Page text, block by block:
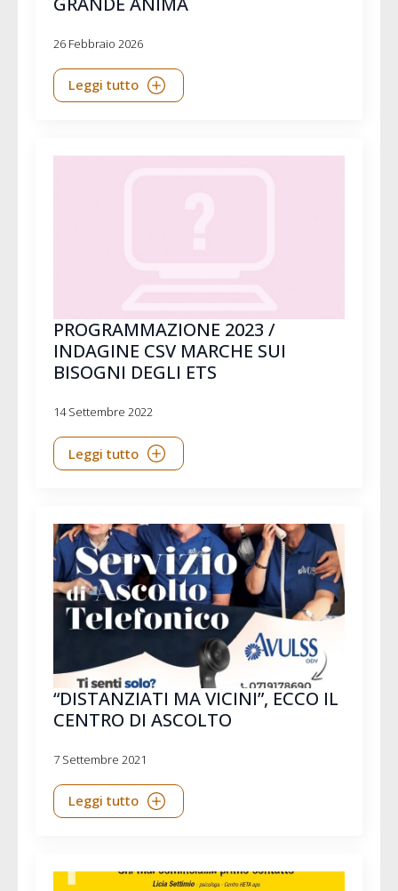
26 Febbraio 2026
Leggi tutto
PROGRAMMAZIONE 2023 /
INDAGINE CSV MARCHE SUI
BISOGNI DEGLI ETS
14 Settembre 2022
Leggi tutto
“DISTANZIATI MA VICINI”, ECCO IL
CENTRO DI ASCOLTO
7 Settembre 2021
Leggi tutto